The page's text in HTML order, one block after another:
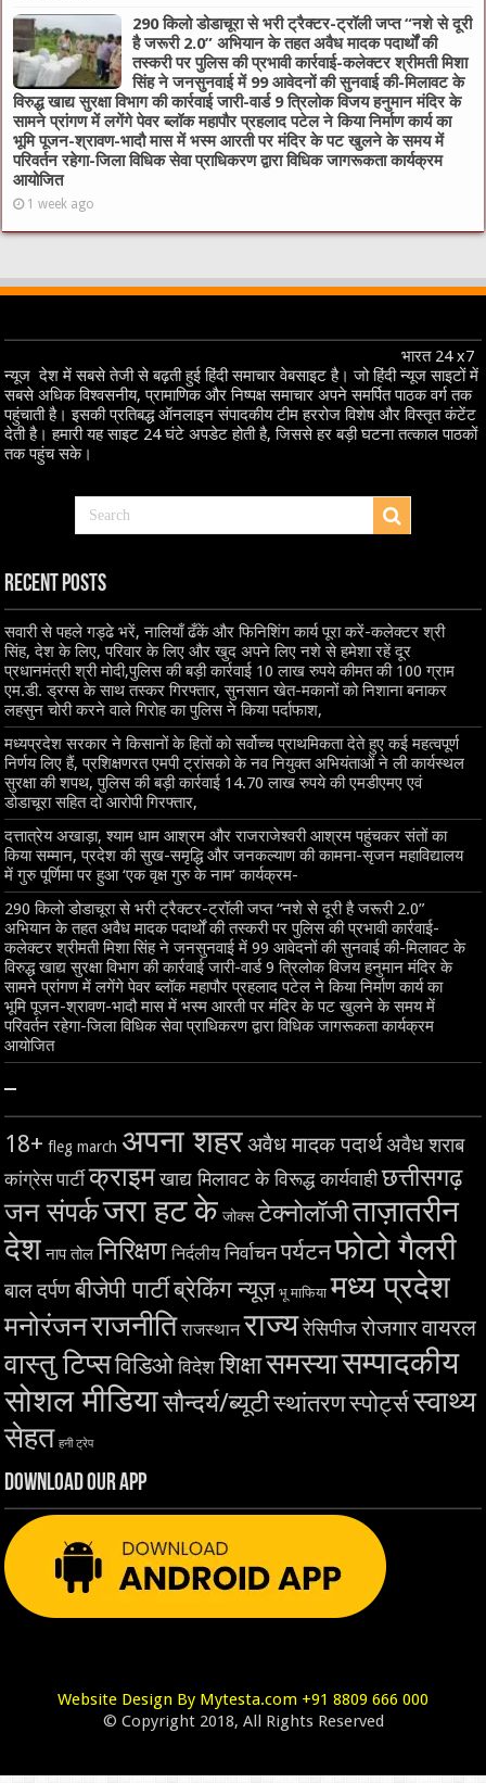
290 किलो डोडाचूरा से भरी ट्रैक्टर-ट्रॉली जप्त “नशे से दूरी
है जरूरी 2.0” अभियान के तहत अवैध मादक पदार्थों की
तस्करी पर पुलिस की प्रभावी कार्रवाई-कलेक्टर श्रीमती मिशा
सिंह ने जनसुनवाई में 99 आवेदनों की सुनवाई की-मिलावट के
विरुद्ध खाद्य सुरक्षा विभाग की कार्रवाई जारी-वार्ड 9 त्रिलोक विजय हनुमान मंदिर के
सामने प्रांगण में लगेंगे पेवर ब्लॉक महापौर प्रहलाद पटेल ने किया निर्माण कार्य का
भूमि पूजन-श्रावण-भादौ मास में भस्म आरती पर मंदिर के पट खुलने के समय में
परिवर्तन रहेगा-जिला विधिक सेवा प्राधिकरण द्वारा विधिक जागरूकता कार्यक्रम
आयोजित
1 week ago
भारत 24 x7
न्यूज देश में सबसे तेजी से बढ़ती हुई हिंदी समाचार वेबसाइट है। जो हिंदी न्यूज साइटों में
सबसे अधिक विश्वसनीय, प्रामाणिक और निष्पक्ष समाचार अपने समर्पित पाठक वर्ग तक
पहुंचाती है। इसकी प्रतिबद्ध ऑनलाइन संपादकीय टीम हररोज विशेष और विस्तृत कंटेंट
देती है। हमारी यह साइट 24 घंटे अपडेट होती है, जिससे हर बड़ी घटना तत्काल पाठकों
तक पहुंच सके।
Recent Posts
सवारी से पहले गड्ढे भरें, नालियाँ ढँकें और फिनिशिंग कार्य पूरा करें-कलेक्टर श्री
सिंह, देश के लिए, परिवार के लिए और खुद अपने लिए नशे से हमेशा रहें दूर
प्रधानमंत्री श्री मोदी,पुलिस की बड़ी कार्रवाई 10 लाख रुपये कीमत की 100 ग्राम
एम.डी. ड्रग्स के साथ तस्कर गिरफ्तार, सुनसान खेत-मकानों को निशाना बनाकर
लहसुन चोरी करने वाले गिरोह का पुलिस ने किया पर्दाफाश,
मध्यप्रदेश सरकार ने किसानों के हितों को सर्वोच्च प्राथमिकता देते हुए कई महत्वपूर्ण
निर्णय लिए हैं, प्रशिक्षणरत एमपी ट्रांसको के नव नियुक्त अभियंताओं ने ली कार्यस्थल
सुरक्षा की शपथ, पुलिस की बड़ी कार्रवाई 14.70 लाख रुपये की एमडीएमए एवं
डोडाचूरा सहित दो आरोपी गिरफ्तार,
दत्तात्रेय अखाड़ा, श्याम धाम आश्रम और राजराजेश्वरी आश्रम पहुंचकर संतों का
किया सम्मान, प्रदेश की सुख-समृद्धि और जनकल्याण की कामना-सृजन महाविद्यालय
में गुरु पूर्णिमा पर हुआ ‘एक वृक्ष गुरु के नाम’ कार्यक्रम-
290 किलो डोडाचूरा से भरी ट्रैक्टर-ट्रॉली जप्त “नशे से दूरी है जरूरी 2.0”
अभियान के तहत अवैध मादक पदार्थों की तस्करी पर पुलिस की प्रभावी कार्रवाई-
कलेक्टर श्रीमती मिशा सिंह ने जनसुनवाई में 99 आवेदनों की सुनवाई की-मिलावट के
विरुद्ध खाद्य सुरक्षा विभाग की कार्रवाई जारी-वार्ड 9 त्रिलोक विजय हनुमान मंदिर के
सामने प्रांगण में लगेंगे पेवर ब्लॉक महापौर प्रहलाद पटेल ने किया निर्माण कार्य का
भूमि पूजन-श्रावण-भादौ मास में भस्म आरती पर मंदिर के पट खुलने के समय में
परिवर्तन रहेगा-जिला विधिक सेवा प्राधिकरण द्वारा विधिक जागरूकता कार्यक्रम
आयोजित
–
18+ fleg march अपना शहरअवैध मादक पदार्थअवैध शराब
कांग्रेस पार्टी क्राइमखाद्य मिलावट के विरूद्ध कार्यवाहीछत्तीसगढ़
जन संपर्कजरा हट के जोक्स टेक्नोलॉजीताज़ातरीन
देश नाप तोल निरिक्षण निर्दलीय निर्वाचनपर्यटनफोटो गैलरी
बाल दर्पणबीजेपी पार्टीब्रेकिंग न्यूज़ भू माफिया मध्य प्रदेश
मनोरंजनराजनीति राजस्थान राज्यरेसिपीज रोजगारवायरल
वास्तु टिप्सविडिओ विदेश शिक्षासमस्यासम्पादकीय
सोशल मीडियासौन्दर्य/ब्यूटीस्थांतरणस्पोर्ट्सस्वाथ्य
सेहत हनी ट्रेप
Download Our App
Website Design By Mytesta.com +91 8809 666 000
© Copyright 2018, All Rights Reserved